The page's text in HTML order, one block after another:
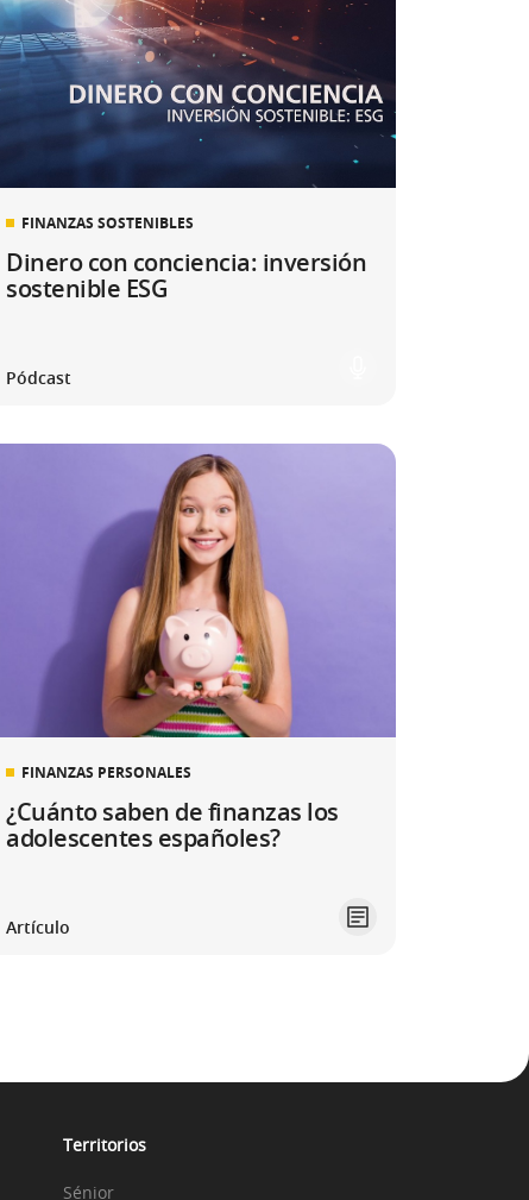
FINANZAS SOSTENIBLES
Dinero con conciencia: inversión
sostenible ESG
Pódcast
FINANZAS PERSONALES
¿Cuánto saben de finanzas los
adolescentes españoles?
Artículo
Territorios
Sénior